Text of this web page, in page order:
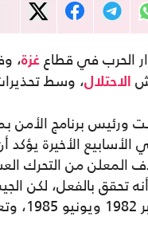
الحرب في قطاع غزة،
الاحتلال، وسط
ورئيس برنامج
الأخيرة يؤكد
حين كان الهدف المعلن من
بالفعل، لكن